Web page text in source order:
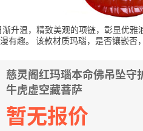
升温，精致美观的项链，彰显优
有趣。 该款材质玛瑙，是否镶嵌否
慈灵阁红玛瑙本命佛吊坠守
牛虎虚空藏菩萨
暂无报价